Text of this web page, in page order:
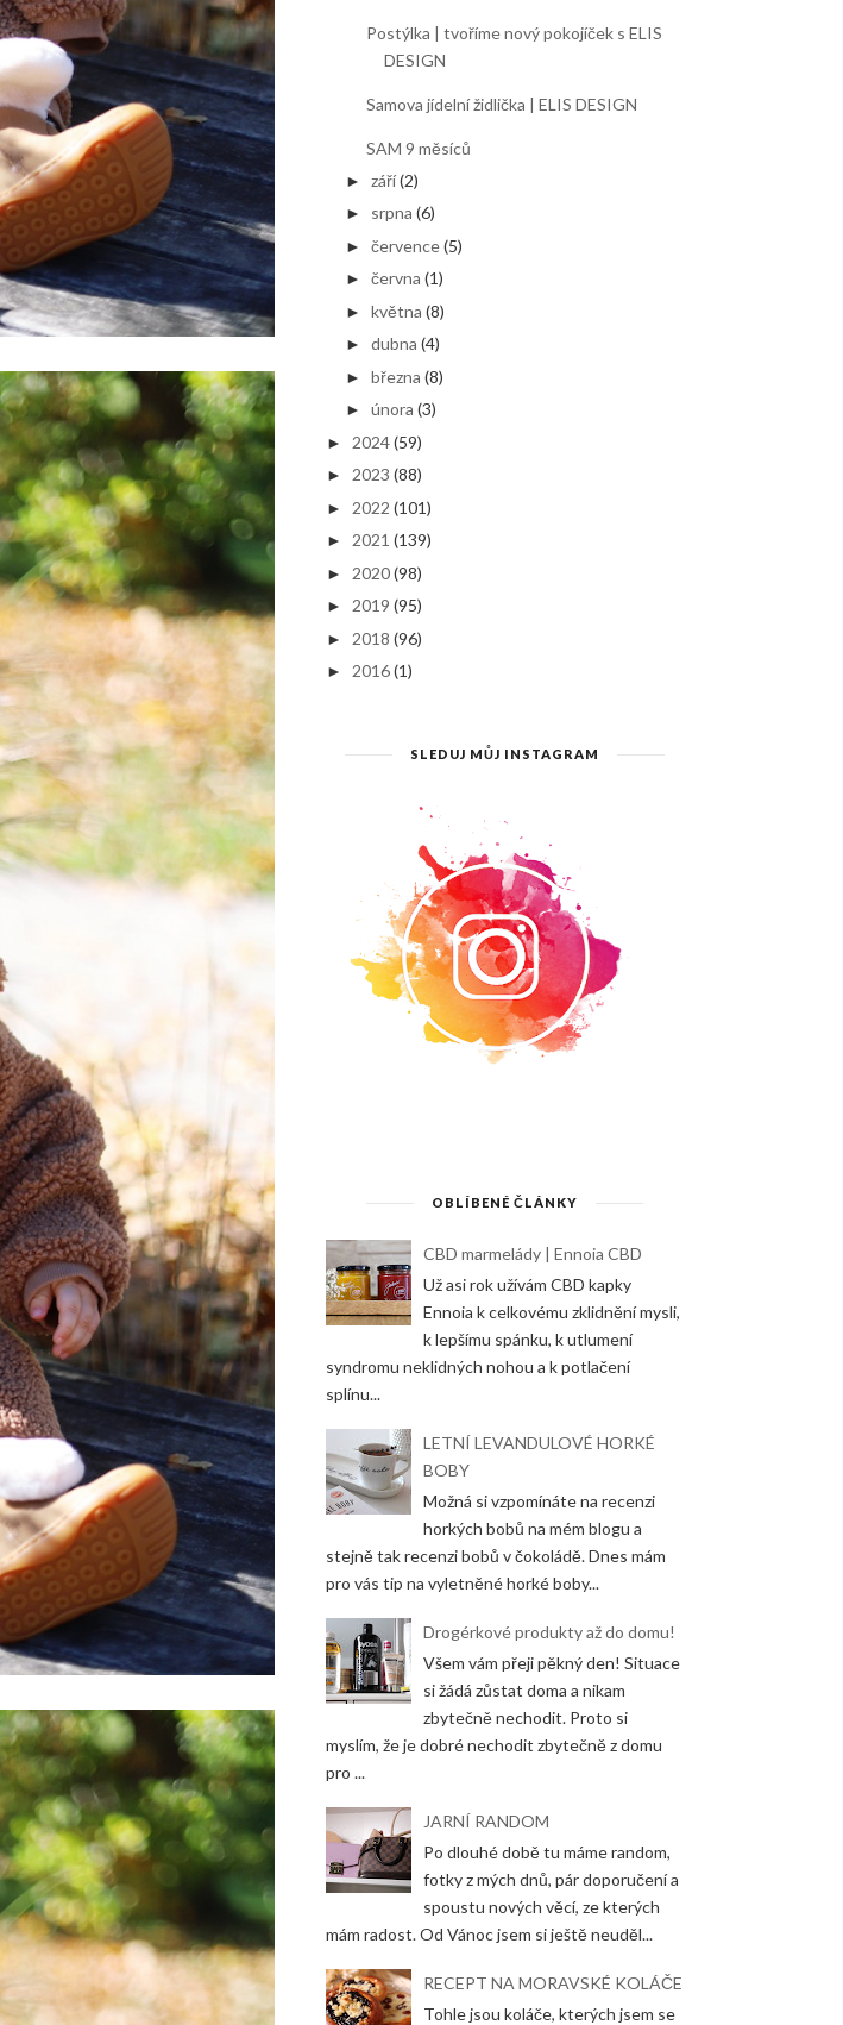
Postýlka | tvoříme nový pokojíček s ELIS
DESIGN
Samova jídelní židlička | ELIS DESIGN
SAM 9 měsíců
►září(2)
► srpna (6)
►července(5)
►června (1)
►května (8)
►dubna (4)
►března (8)
►února (3)
► 2024 (59)
► 2023 (88)
► 2022 (101)
► 2021 (139)
► 2020 (98)
► 2019 (95)
► 2018 (96)
► 2016 (1)
SLEDUJ MŮJ INSTAGRAM
OBLÍBENÉ ČLÁNKY
CBD marmelády | Ennoia CBD
Už asi rok užívám CBD kapky
Ennoia k celkovému zklidnění mysli,
k lepšímu spánku, k utlumení
syndromu neklidných nohou a k potlačení
splínu...
LETNÍ LEVANDULOVÉ HORKÉ
BOBY
Možná si vzpomínáte na recenzi
horkých bobů na mém blogu a
stejně tak recenzi bobů v čokoládě. Dnes mám
pro vás tip na vyletněné horké boby...
Drogérkové produkty až do domu!
Všem vám přeji pěkný den! Situace
si žádá zůstat doma a nikam
zbytečně nechodit. Proto si
myslím, že je dobré nechodit zbytečně z domu
pro ...
JARNÍ RANDOM
Po dlouhé době tu máme random,
fotky z mých dnů, pár doporučení a
spoustu nových věcí, ze kterých
mám radost. Od Vánoc jsem si ještě neuděl...
RECEPT NA MORAVSKÉ KOLÁČE
Tohle jsou koláče, kterých jsem se